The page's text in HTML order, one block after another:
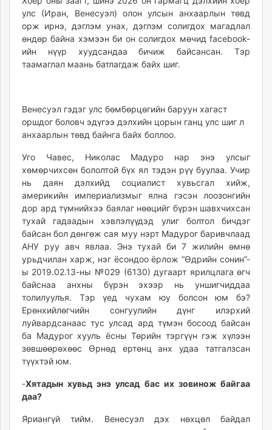
mminfo.mn
ugluu.mn
urlag.mn
unen.mn
shuurhai.mn
unuudur.mn
isee.mn
mglradio.com
fact.mn
itoim.mn
tumen.mn
shuum.mn
times.mn
tvmongolia.mn
mass.mn
unegui.mn
assa.mn
toim.mn
tac.mn
paparazzi.mn
unread.today
улс (Иран, Венесуэл) олон улсын анхаарлын төвд
орж ирнэ, дэглэм унах, дэглэм солигдох магадлал
өндөр байна хэмээн би он солигдох мөчид facebook-
ийн нүүр хуудсандаа бичиж байсансан. Тэр
таамаглал маань батлагдаж байх шиг.
Венесуэл гэдэг улс бөмбөрцөгийн баруун хагаст
оршдог боловч эдүгээ дэлхийн цорын ганц улс шиг л
анхаарлын төвд байнга байх боллоо.
Уго Чавес, Николас Мадуро наp энэ улсыг
хөмөрчихсөн бололтой бүх ял тэдэн рүү буулаа. Учир
нь даян дэлхийд социалист хувьсгал хийж,
америкийн империализмыг ялна гэсэн лоозонгийн
дор ард түмнийхээ баялаг нөөцийг бүрэн шавхчихсан
тухай гадаадын хэвлэлүүдэд улиг болтол бичдэг
байсан бол дөнгөж сая муу нэрт Мадурог баривчлаад
АНУ руу авч явлаа. Энэ тухай би 7 жилийн өмнө
урьдчилан харж, нэг ёсондоо ёрлож “Өдрийн сонин”-
ы 2019.02.13-ны №029 (6130) дугаарт ярилцлага өгч
байснаа анхны бүрэн эхээр нь уншигчиддаа
толилуулъя. Тэр үед чухам юу болсон юм бэ?
Ерөнхийлөгчийн сонгуулийн дүнг илэрхий
луйвардсанаас тус улсад ард түмэн босоод байсан
ба Мадурог хууль ёсны Төрийн тэргүүн гэж хүлээн
зөвшөөрөхөөс Өрнөд ертөнц анх удаа татгалзсан
түүхтэй юм.
-Xятадын хувьд энэ улсад бас их зовинож байгаа
даа?
Яриангүй тийм. Венесуэл дэх нөхцөл байдал